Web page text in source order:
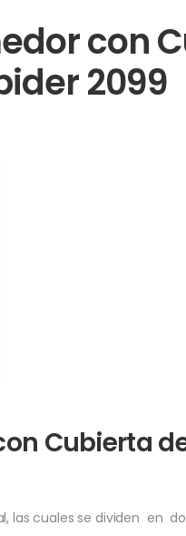
con
2099
Cubierta
las cuales se dividen en